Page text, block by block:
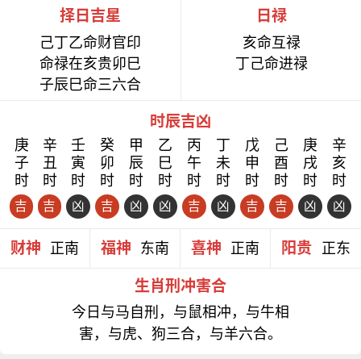
择日吉星
己丁乙命财官印
命禄在亥贵卯巳
子辰巳命三六合
日禄
亥命互禄
丁己命进禄
时辰吉凶
庚
子
时
吉
辛
丑
时
吉
壬
寅
时
凶
癸
卯
时
吉
甲
辰
时
凶
乙
巳
时
凶
丙
午
时
吉
丁
未
时
凶
戊
申
时
吉
己
酉
时
吉
庚
戌
时
凶
辛
亥
时
凶
财神 正南 福神 东南 喜神 正南 阳贵 正东
生肖刑冲害合
今日与马自刑，与鼠相冲，与牛相
害，与虎、狗三合，与羊六合。